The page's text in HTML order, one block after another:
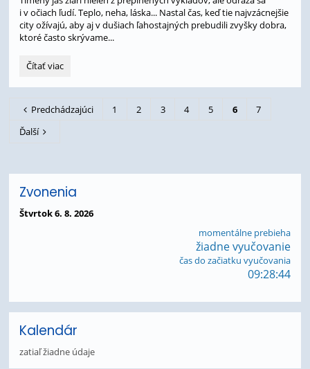
i v očiach ľudí. Teplo, neha, láska... Nastal čas, keď tie najvzácnejšie
city ožívajú, aby aj v dušiach ľahostajných prebudili zvyšky dobra,
ktoré často skrývame...
Prezentácia
Čítať viac
Predchádzajúci 1 2 3 4 5 6
7
Ďalší
Zvonenia
Štvrtok 6. 8. 2026
momentálne prebieha
žiadne vyučovanie
čas do začiatku vyučovania
09:28:44
Kalendár
zatiaľ žiadne údaje